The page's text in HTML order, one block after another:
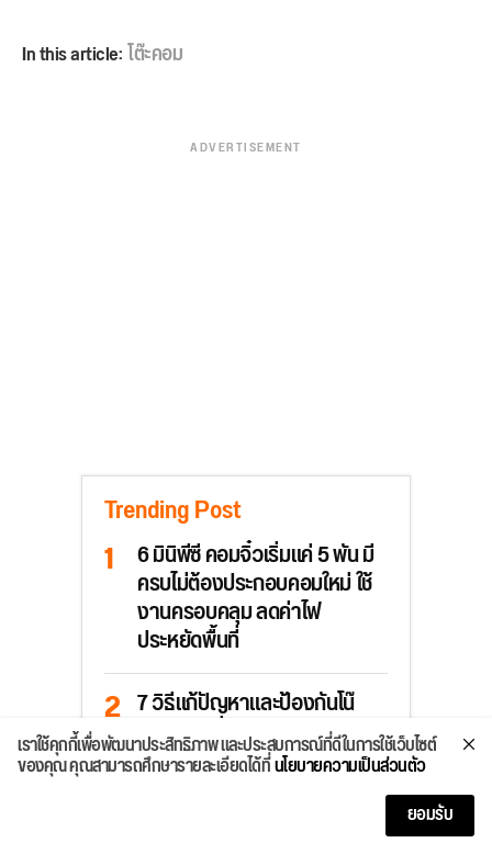
In this article:โต๊ะคอม
ADVERTISEMENT
Trending Post
6 มินิพีซี คอมจิ๋วเริ่มแค่ 5 พัน มี
ครบไม่ต้องประกอบคอมใหม่ ใช้
งานครอบคลุม ลดค่าไฟ
ประหยัดพื้นที่
7 วิธีแก้ปัญหาและป้องกันโน๊
ตบุ๊คแบตเสื่อมด้วยตัวเอง แบต
เสื่อมป้องกันได้ทั้ง Windows
เราใช้คุกกี้เพื่อพัฒนาประสิทธิภาพ และประสบการณ์ที่ดีในการใช้เว็บไซต์
ของคุณ คุณสามารถศึกษารายละเอียดได้ที่นโยบายความเป็นส่วนตัว
ยอมรับ